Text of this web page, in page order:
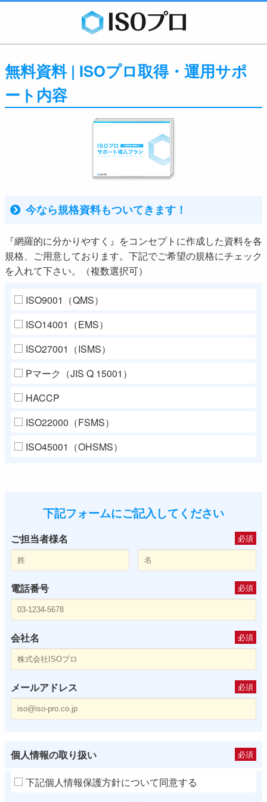
無料資料 | ISOプロ取得・運用サポ
ート内容
今なら規格資料もついてきます！
『網羅的に分かりやすく』をコンセプトに作成した資料を各
規格、ご用意しております。下記でご希望の規格にチェック
を入れて下さい。（複数選択可）
ISO9001（QMS）
ISO14001（EMS）
ISO27001（ISMS）
Pマーク（JIS Q 15001）
HACCP
ISO22000（FSMS）
ISO45001（OHSMS）
下記フォームにご記入してください
ご担当者様名 必須
電話番号 必須
会社名 必須
メールアドレス 必須
個人情報の取り扱い 必須
下記個人情報保護方針について同意する